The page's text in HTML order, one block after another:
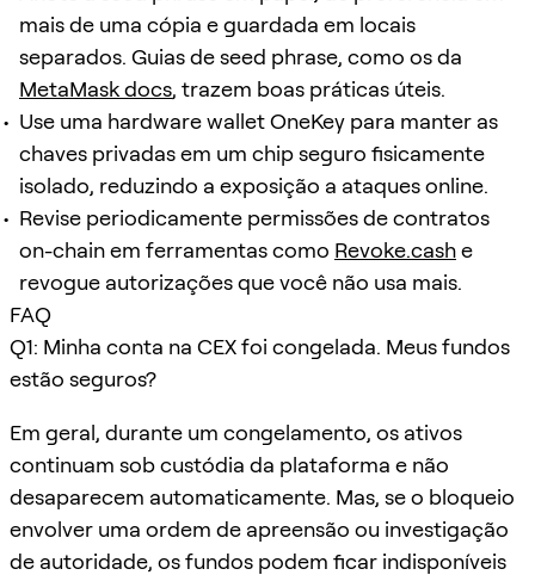
mais de uma cópia e guardada em locais
separados. Guias de seed phrase, como os da
MetaMask docs, trazem boas práticas úteis.
Use uma hardware wallet OneKey para manter as
chaves privadas em um chip seguro fisicamente
isolado, reduzindo a exposição a ataques online.
Revise periodicamente permissões de contratos
on-chain em ferramentas como Revoke.cashe
revogue autorizações que você não usa mais.
FAQ
Q1: Minha conta na CEX foi congelada. Meus fundos
estão seguros?
Em geral, durante um congelamento, os ativos
continuam sob custódia da plataforma e não
desaparecem automaticamente. Mas, se o bloqueio
envolver uma ordem de apreensão ou investigação
de autoridade, os fundos podem ficar indisponíveis